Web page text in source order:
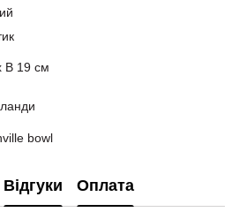
В 19 см
bowl
Відгуки Оплата